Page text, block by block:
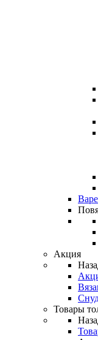
Акция
Товары